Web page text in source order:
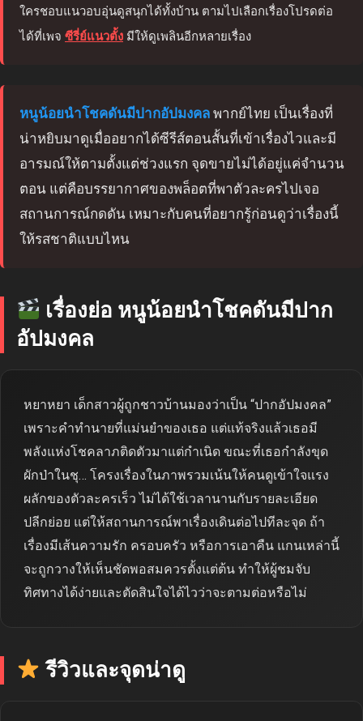
ใครชอบแนวอบอุ่นดูสนุกได้ทั้งบ้าน ตามไปเลือกเรื่องโปรดต่อ
ได้ที่เพจ ซีรี่ย์แนวตั้ง มีให้ดูเพลินอีกหลายเรื่อง
หนูน้อยนำโชคดันมีปากอัปมงคล พากย์ไทย เป็นเรื่องที่
น่าหยิบมาดูเมื่ออยากได้ซีรีส์ตอนสั้นที่เข้าเรื่องไวและมี
อารมณ์ให้ตามตั้งแต่ช่วงแรก จุดขายไม่ได้อยู่แค่จำนวน
ตอน แต่คือบรรยากาศของพล็อตที่พาตัวละครไปเจอ
สถานการณ์กดดัน เหมาะกับคนที่อยากรู้ก่อนดูว่าเรื่องนี้
ให้รสชาติแบบไหน
เรื่องย่อ หนูน้อยนำโชคดันมีปาก
อัปมงคล
หยาหยา เด็กสาวผู้ถูกชาวบ้านมองว่าเป็น “ปากอัปมงคล”
เพราะคำทำนายที่แม่นยำของเธอ แต่แท้จริงแล้วเธอมี
พลังแห่งโชคลาภติดตัวมาแต่กำเนิด ขณะที่เธอกำลังขุด
ผักป่าในชุ… โครงเรื่องในภาพรวมเน้นให้คนดูเข้าใจแรง
ผลักของตัวละครเร็ว ไม่ได้ใช้เวลานานกับรายละเอียด
ปลีกย่อย แต่ให้สถานการณ์พาเรื่องเดินต่อไปทีละจุด ถ้า
เรื่องมีเส้นความรัก ครอบครัว หรือการเอาคืน แกนเหล่านี้
จะถูกวางให้เห็นชัดพอสมควรตั้งแต่ต้น ทำให้ผู้ชมจับ
ทิศทางได้ง่ายและตัดสินใจได้ไวว่าจะตามต่อหรือไม่
รีวิวและจุดน่าดู